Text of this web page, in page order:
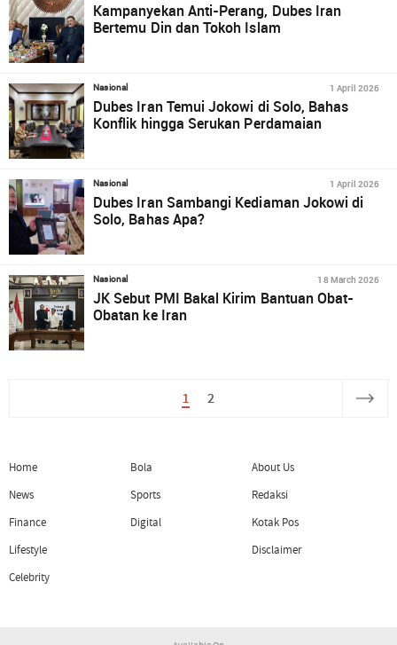
Kampanyekan Anti-Perang, Dubes Iran
Bertemu Din dan Tokoh Islam
Nasional 1 April 2026
Dubes Iran Temui Jokowi di Solo, Bahas
Konflik hingga Serukan Perdamaian
Nasional 1 April 2026
Dubes Iran Sambangi Kediaman Jokowi di
Solo, Bahas Apa?
Nasional 18 March 2026
JK Sebut PMI Bakal Kirim Bantuan Obat-
Obatan ke Iran
1 2
Home
News
Finance
Lifestyle
Celebrity
Bola
Sports
Digital
About Us
Redaksi
Kotak Pos
Disclaimer